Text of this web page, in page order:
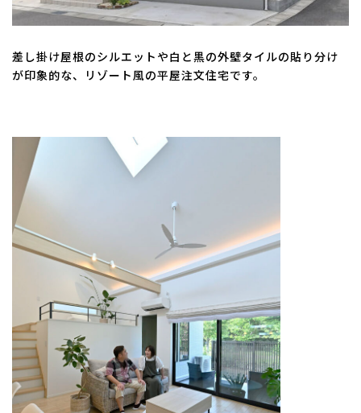
差し掛け屋根のシルエットや白と黒の外壁タイルの貼り分け
が印象的な、リゾート風の平屋注文住宅です。